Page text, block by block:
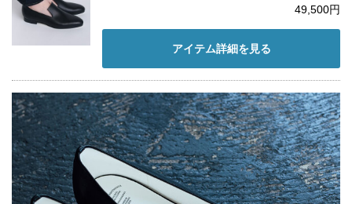
49,500円
アイテム詳細を見る